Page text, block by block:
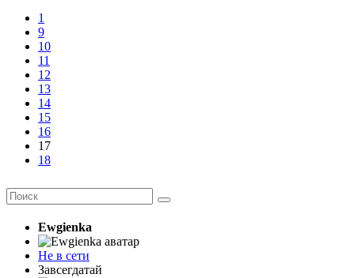
1
9
10
11
12
13
14
15
16
17
18
Ewgienka
Не в сети
Завсегдатай